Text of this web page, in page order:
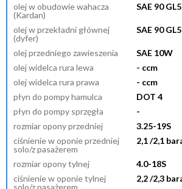
olej w obudowie wahacza
(Kardan)
SAE 90
olej w przekładni głównej
(dyfer)
SAE 90
olej przedniego zawieszenia
SAE 10W
olej widelca rura lewa
- ccm
olej widelca rura prawa
- ccm
płyn do pompy hamulca
DOT 4
płyn do pompy sprzęgła
-
rozmiar opony przedniej
3.25-19S
ciśnienie w oponie przedniej
solo/z pasażerem
2,1 /2,1
rozmiar opony tylnej
4.0-18S
ciśnienie w oponie tylnej
solo/z pasażerem
2,2 /2,3